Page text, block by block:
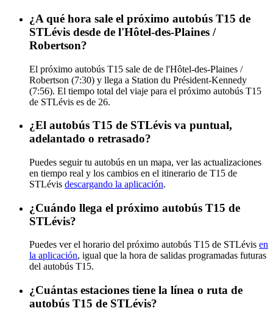
¿A qué hora sale el próximo autobús T15 de
STLévis desde de l'Hôtel-des-Plaines /
Robertson?
El próximo autobús T15 sale de de l'Hôtel-des-Plaines /
Robertson (7:30) y llega a Station du Président-Kennedy
(7:56). El tiempo total del viaje para el próximo autobús T15
de STLévis es de 26.
¿El autobús T15 de STLévis va puntual,
adelantado o retrasado?
Puedes seguir tu autobús en un mapa, ver las actualizaciones
en tiempo real y los cambios en el itinerario de T15 de
STLévis descargando la aplicación.
¿Cuándo llega el próximo autobús T15 de
STLévis?
Puedes ver el horario del próximo autobús T15 de STLévis en
la aplicación, igual que la hora de salidas programadas futuras
del autobús T15.
¿Cuántas estaciones tiene la línea o ruta de
autobús T15 de STLévis?